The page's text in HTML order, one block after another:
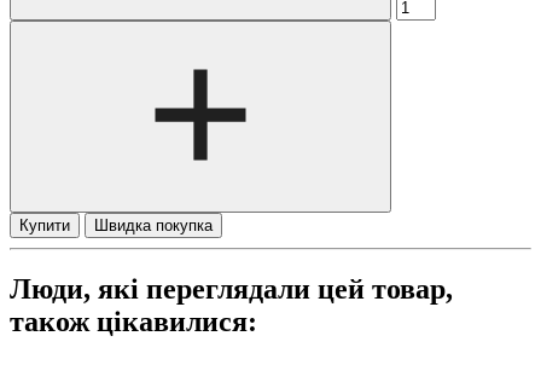
Купити Швидка покупка
Люди, які переглядали цей товар,
також цікавилися: